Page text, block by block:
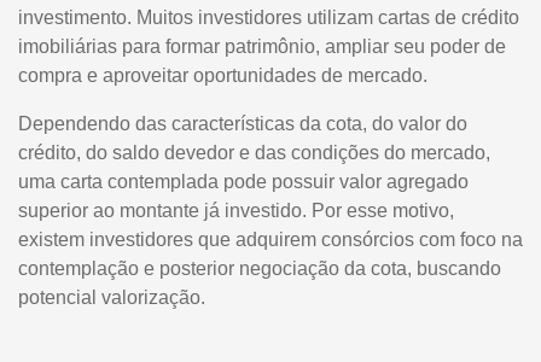
investimento. Muitos investidores utilizam cartas de crédito
imobiliárias para formar patrimônio, ampliar seu poder de
compra e aproveitar oportunidades de mercado.
Dependendo das características da cota, do valor do
crédito, do saldo devedor e das condições do mercado,
uma carta contemplada pode possuir valor agregado
superior ao montante já investido. Por esse motivo,
existem investidores que adquirem consórcios com foco na
contemplação e posterior negociação da cota, buscando
potencial valorização.